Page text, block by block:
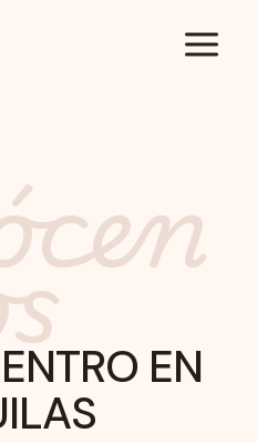
EN